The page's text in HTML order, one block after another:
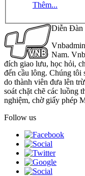
Thêm...
Diễn Đàn
Nam.
đích giao lưu, học hỏi,
đến cầu lông. Chúng tôi
do thành viên đưa lên
soát chặt chẽ các luồng
nghiệm, chờ giấy phép
Follow us